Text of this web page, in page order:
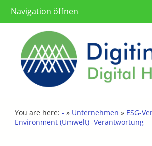
Navigation öffnen
You are here: - » Unternehmen » ESG-
Environment (Umwelt) -Verantwortung